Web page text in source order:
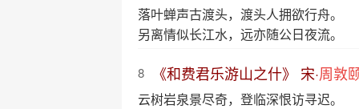
落叶蝉声古渡头，渡头人拥欲行舟。
另离情似长江水，远亦随公日夜流。
8 《和费君乐游山之什》 宋·周敦
云树岩泉景尽奇，登临深恨访寻迟。